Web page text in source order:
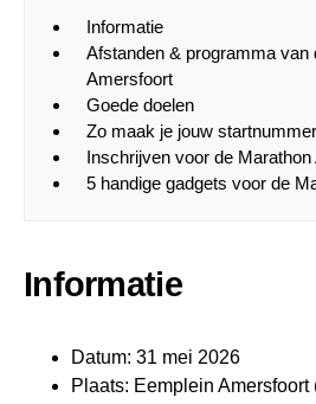
Informatie
Afstanden & programma van
Amersfoort
Goede doelen
Zo maak je jouw
Inschrijven voor de
5 handige gadgets voor de
Informatie
Datum: 31 mei 2026
Plaats: Eemplein Amersfoort